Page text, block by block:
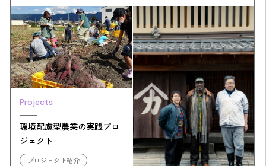
Projects
環境配慮型農業の実践プロ
ジェクト
プロジェクト紹介